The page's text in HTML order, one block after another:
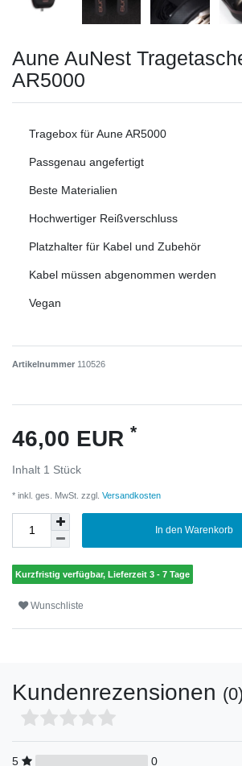
Aune AuNest
AR5000
Tragebox für Aune AR5000
Passgenau angefertigt
Beste Materialien
Hochwertiger Reißverschluss
Platzhalter für Kabel und Zubehör
Kabel müssen abgenommen werden
Vegan
Artikelnummer 110526
46,00 EUR *
Inhalt 1 Stück
* inkl. ges. MwSt. zzgl. Versandkosten
In den Warenkorb
Kurzfristig verfügbar, Lieferzeit 3 - 7 Tage
Wunschliste
Kundenrezensionen (0)
5
0